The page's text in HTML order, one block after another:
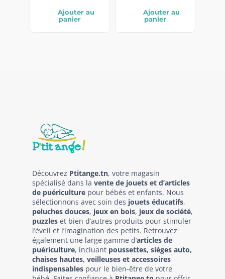
Ajouter au
panier
Ajouter au
panier
Découvrez Ptitange.tn, votre magasin
spécialisé dans la vente de jouets et d’articles
de puériculture pour bébés et enfants. Nous
sélectionnons avec soin des jouets éducatifs,
peluches douces, jeux en bois, jeux de société,
puzzles et bien d’autres produits pour stimuler
l’éveil et l’imagination des petits. Retrouvez
également une large gamme d’articles de
puériculture, incluant poussettes, sièges auto,
chaises hautes, veilleuses et accessoires
indispensables pour le bien-être de votre